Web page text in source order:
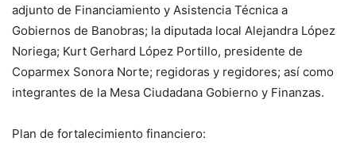
adjunto de Financiamiento y Asistencia Técnica a
Gobiernos de Banobras; la diputada local Alejandra López
Noriega; Kurt Gerhard López Portillo, presidente de
Coparmex Sonora Norte; regidoras y regidores; así como
integrantes de la Mesa Ciudadana Gobierno y Finanzas.
Plan de fortalecimiento financiero: